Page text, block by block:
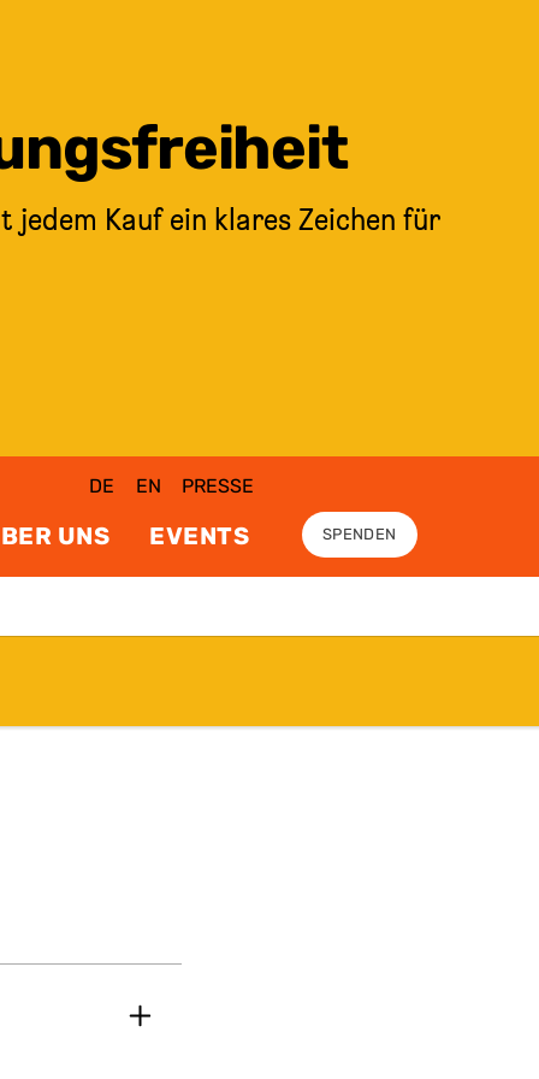
Kauf ein klares Zeichen für
DE EN PRESSE
UNS EVENTS SPENDEN